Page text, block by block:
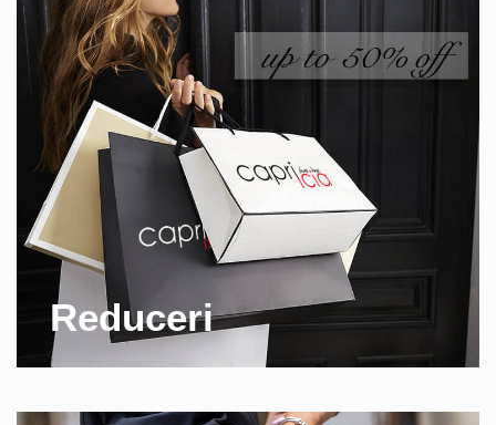
Reduceri